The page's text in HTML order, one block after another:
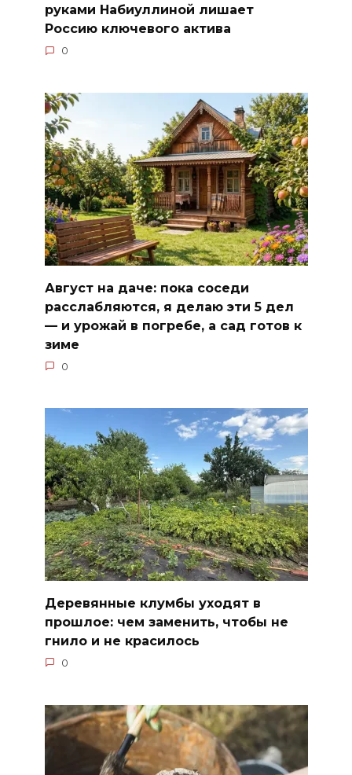
руками Набиуллиной лишает
Россию ключевого актива
0
Август на даче: пока соседи
расслабляются, я делаю эти 5 дел
— и урожай в погребе, а сад готов к
зиме
0
Деревянные клумбы уходят в
прошлое: чем заменить, чтобы не
гнило и не красилось
0